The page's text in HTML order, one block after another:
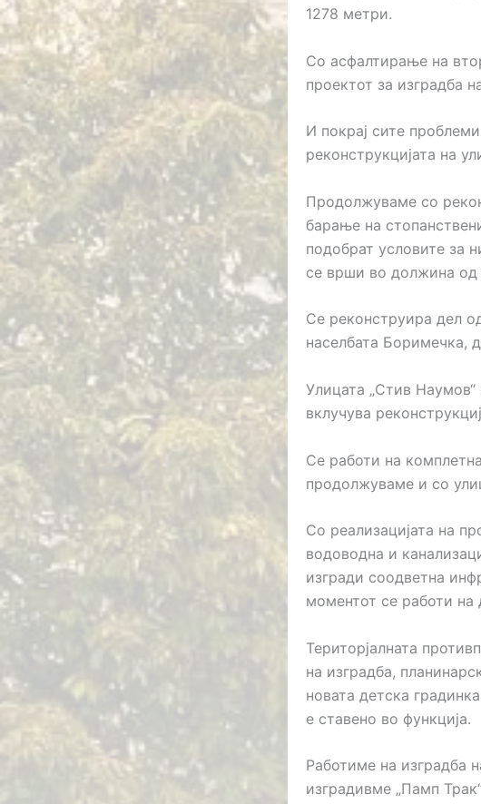
1278 метри.
Со асфалтирање на
проектот за изградба
И покрај сите
реконструкцијата на
Продолжуваме со
барање на
подобрат условите за
се врши во должина
Се реконструира дел
населбата Боримечка,
Улицата „Стив
вклучува
Се работи на
продолжуваме и со
Со реализацијата на
водоводна и
изгради соодветна
моментот се работи на
Територјалната
на изградба,
новата детска
е ставено во функција.
Работиме на изградба
изградивме „Памп